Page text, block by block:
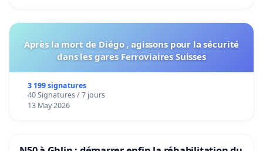
Après la mort de Diégo , agissons pour la sécurité
dans les gares Ferroviaires Suisses
3 199 signatures
40 Signatures / 7 jours
13 May 2026